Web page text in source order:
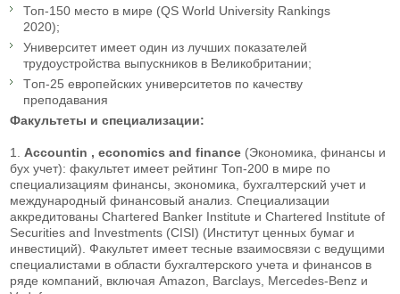
Топ-150 место в мире (QS World University Rankings
2020);
Университет имеет один из лучших показателей
трудоустройства выпускников в Великобритании;
Тoп-25 европейских университетов по качеству
преподавания
Факультеты и специализации:
1. Accountin , economics and finance (Экономика, финансы и
бух учет): факультет имеет рейтинг Топ-200 в мире по
специализациям финансы, экономика, бухгалтерский учет и
международный финансовый анализ. Специализации
аккредитованы Chartered Banker Institute и Chartered Institute of
Securities and Investments (CISI) (Институт ценных бумаг и
инвестиций). Факультет имеет тесные взаимосвязи с ведущими
специалистами в области бухгалтерского учета и финансов в
ряде компаний, включая Amazon, Barclays, Mercedes-Benz и